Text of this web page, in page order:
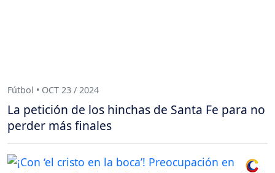
Fútbol • OCT 23 / 2024
La petición de los hinchas de Santa Fe para no
perder más finales